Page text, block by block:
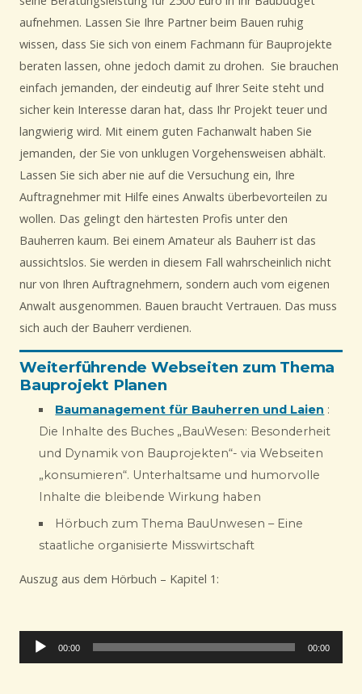
aufnehmen. Lassen Sie Ihre Partner beim Bauen ruhig
wissen, dass Sie sich von einem Fachmann für Bauprojekte
beraten lassen, ohne jedoch damit zu drohen. Sie brauchen
einfach jemanden, der eindeutig auf Ihrer Seite steht und
sicher kein Interesse daran hat, dass Ihr Projekt teuer und
langwierig wird. Mit einem guten Fachanwalt haben Sie
jemanden, der Sie von unklugen Vorgehensweisen abhält.
Lassen Sie sich aber nie auf die Versuchung ein, Ihre
Auftragnehmer mit Hilfe eines Anwalts überbevorteilen zu
wollen. Das gelingt den härtesten Profis unter den
Bauherren kaum. Bei einem Amateur als Bauherr ist das
aussichtslos. Sie werden in diesem Fall wahrscheinlich nicht
nur von Ihren Auftragnehmern, sondern auch vom eigenen
Anwalt ausgenommen. Bauen braucht Vertrauen. Das muss
sich auch der Bauherr verdienen.
Weiterführende Webseiten zum Thema
Bauprojekt Planen
Baumanagement für Bauherren und Laien :
Die Inhalte des Buches „BauWesen: Besonderheit
und Dynamik von Bauprojekten“- via Webseiten
„konsumieren“. Unterhaltsame und humorvolle
Inhalte die bleibende Wirkung haben
Hörbuch zum Thema BauUnwesen – Eine
staatliche organisierte Misswirtschaft
Auszug aus dem Hörbuch – Kapitel 1:
Audio-Player
00:00 00:00